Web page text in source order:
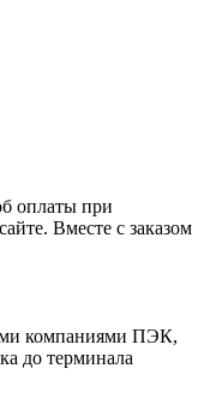
оплаты при
Вместе с заказом
компаниями ПЭК,
до терминала